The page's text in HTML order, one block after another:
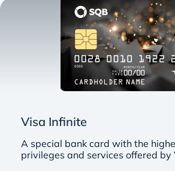
Visa Infinite
A special bank card with the
privileges and services offered by